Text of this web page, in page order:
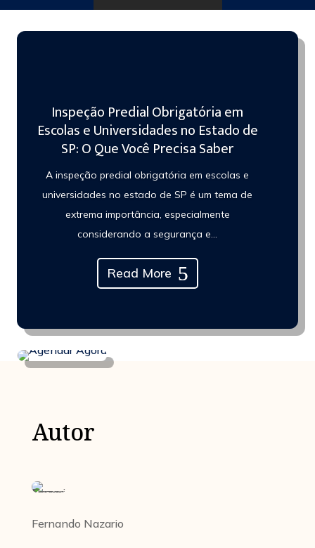
Inspeção Predial Obrigatória em
Escolas e Universidades no Estado de
SP: O Que Você Precisa Saber
A inspeção predial obrigatória em escolas e
universidades no estado de SP é um tema de
extrema importância, especialmente
considerando a segurança e...
Read More
Autor
Fernando Nazario